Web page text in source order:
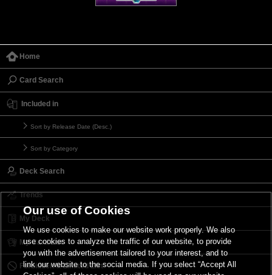
Home
Card Search
Included in
Sort by Release Date (Desc.)
Sort by Category
Deck Search
Trends
My Deck
My Card List
Forbidden & Limited List
Our use of Cookies
We use cookies to make our website work properly. We also
use cookies to analyze the traffic of our website, to provide
you with the advertisement tailored to your interest, and to
link our website to the social media. If you select “Accept All